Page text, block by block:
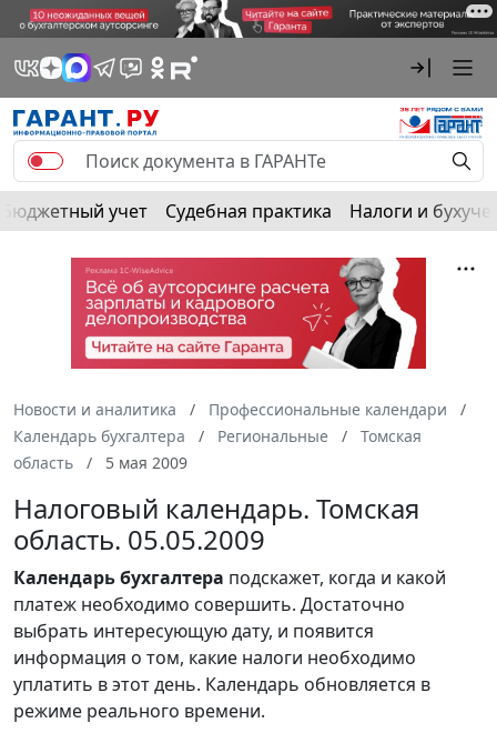
Бюджетный учет Судебная практика Налоги и
Новости и аналитика
Профессиональные календари
Календарь бухгалтера
Региональные
Томская
область
5 мая 2009
Налоговый календарь. Томская
область. 05.05.2009
Календарьбухгалтера подскажет, когда и какой
платеж необходимо совершить. Достаточно
выбрать интересующую дату, и появится
информация о том, какие налоги необходимо
уплатить в этот день. Календарь обновляется в
режиме реального времени.